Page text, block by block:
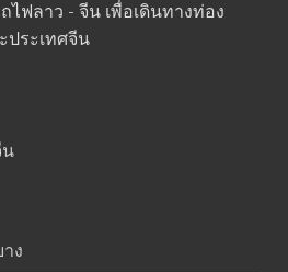
ไฟลาว - จีน เพื่อเดินทางท่อง
ประเทศจีน
น
ง